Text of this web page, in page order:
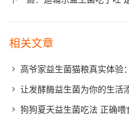
相关文章
高爷家益生菌猫粮真实体验
让发酵酶益生菌为你的生活
狗狗夏天益生菌吃法 正确喂